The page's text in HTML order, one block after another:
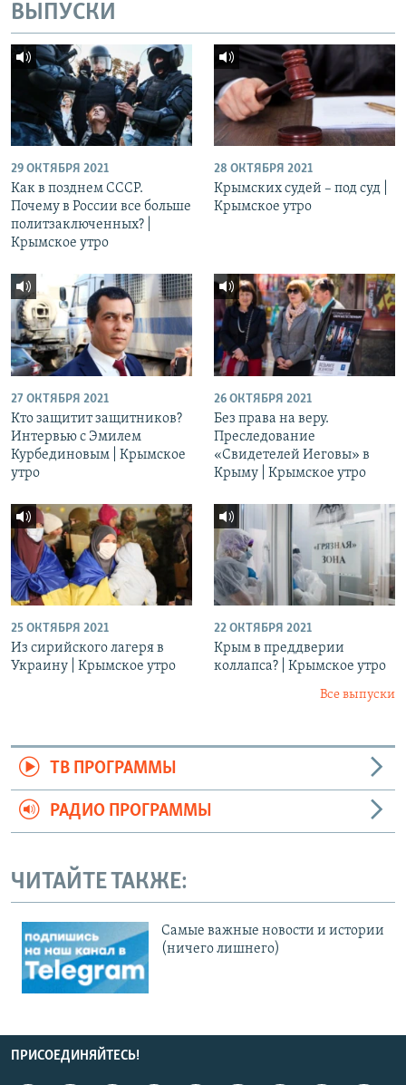
ВЫПУСКИ
29 ОКТЯБРЯ 2021
Как в позднем СССР.
Почему в России все больше
политзаключенных? |
Крымское утро
28 ОКТЯБРЯ 2021
Крымских судей – под суд |
Крымское утро
27 ОКТЯБРЯ 2021
Кто защитит защитников?
Интервью с Эмилем
Курбединовым | Крымское
утро
26 ОКТЯБРЯ 2021
Без права на веру.
Преследование
«Свидетелей Иеговы» в
Крыму | Крымское утро
25 ОКТЯБРЯ 2021
Из сирийского лагеря в
Украину | Крымское утро
22 ОКТЯБРЯ 2021
Крым в преддверии
коллапса? | Крымское утро
Все выпуски
ТВ ПРОГРАММЫ
РАДИО ПРОГРАММЫ
ЧИТАЙТЕ ТАКЖЕ:
Cамые важные новости и истории
(ничего лишнего)
ПРИСОЕДИНЯЙТЕСЬ!